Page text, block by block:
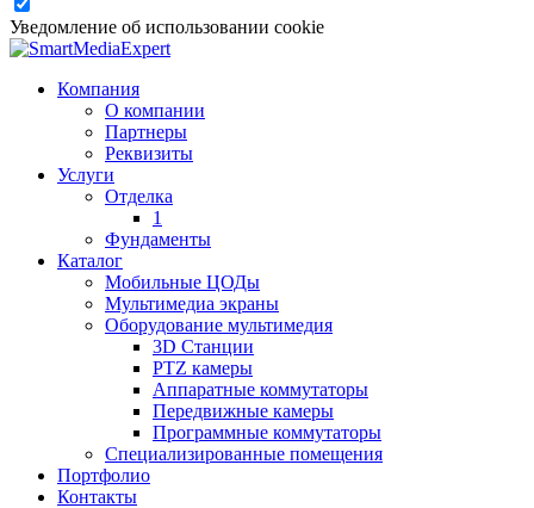
Уведомление об использовании cookie
Компания
О компании
Партнеры
Реквизиты
Услуги
Отделка
1
Фундаменты
Каталог
Мобильные ЦОДы
Мультимедиа экраны
Оборудование мультимедия
3D Станции
PTZ камеры
Аппаратные коммутаторы
Передвижные камеры
Программные коммутаторы
Специализированные помещения
Портфолио
Контакты